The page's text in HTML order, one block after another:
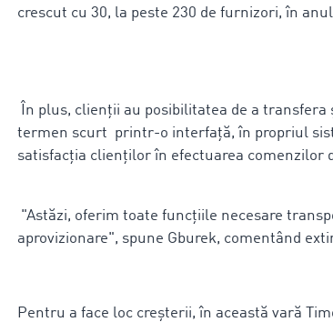
crescut cu 30, la peste 230 de furnizori, în
În plus, clienții au posibilitatea de a
termen scurt printr-o interfață, în propriul
satisfacția clienților în efectuarea comenzilor
"Astăzi, oferim toate funcțiile necesare
aprovizionare", spune Gburek, comentând
Pentru a face loc creșterii, în această vară